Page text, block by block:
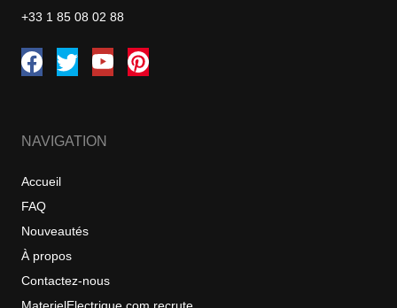
+33 1 85 08 02 88
NAVIGATION
Accueil
FAQ
Nouveautés
À propos
Contactez-nous